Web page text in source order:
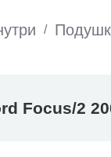
/
Focus/2